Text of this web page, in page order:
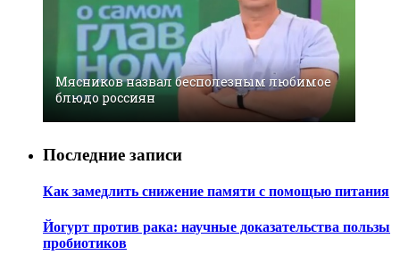
Мясников назвал бесполезным любимое
блюдо россиян
Последние записи
Как замедлить снижение памяти с помощью питания
Йогурт против рака: научные доказательства пользы
пробиотиков